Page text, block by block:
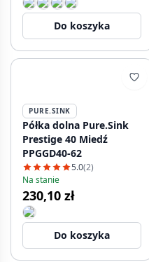
Do koszyka
PURE.SINK
Półka dolna Pure.Sink
Prestige 40 Miedź
PPGGD40-62
5.0(2)
Na stanie
230,10 zł
Do koszyka